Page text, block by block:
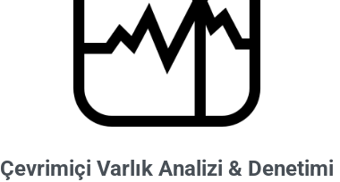
Çevrimiçi Varlık Analizi & Denetimi